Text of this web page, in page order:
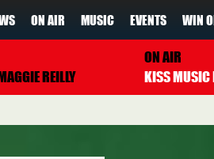
ON AIR MUSIC EVENTS WIN
REILLY
ON AIR